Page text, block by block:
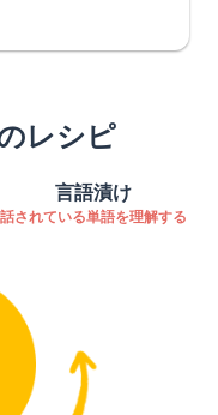
レシピ
言語漬け
話されている単語を理解する